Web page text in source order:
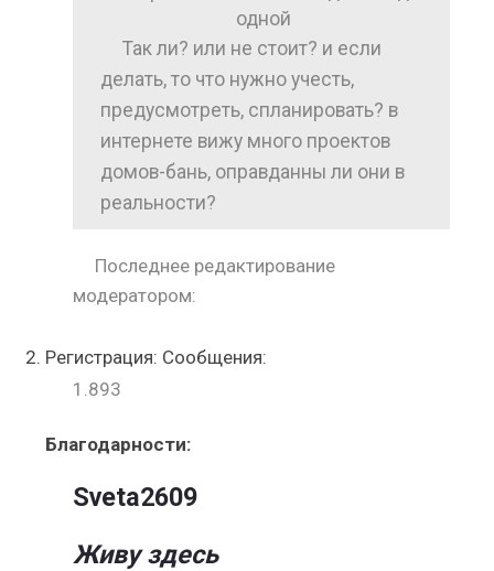
Так ли? или не стоит? и если
делать, то что нужно учесть,
предусмотреть, спланировать? в
интернете вижу много проектов
домов-бань, оправданны ли они в
реальности?
Последнее редактирование
модератором:
Регистрация: Сообщения:
1.893
Благодарности:
Sveta2609
Живу здесь